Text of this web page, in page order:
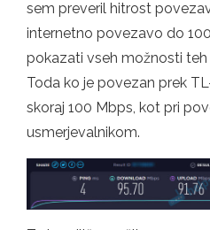
sem preveril hitrost
internetno povezavo do
pokazati vseh možnosti
Toda ko je povezan prek
skoraj 100 Mbps, kot pri
usmerjevalnikom.